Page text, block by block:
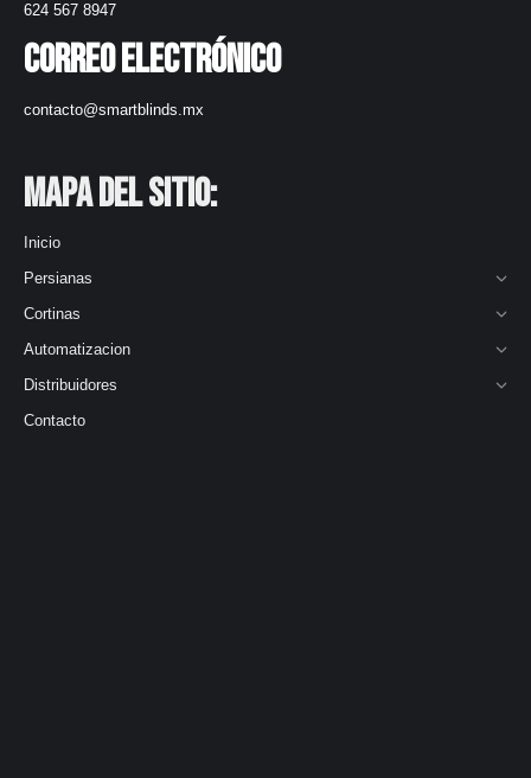
624 567 8947
Correo electrónico
contacto@smartblinds.mx
Mapa del Sitio:
Inicio
Persianas
Cortinas
Automatizacion
Distribuidores
Contacto